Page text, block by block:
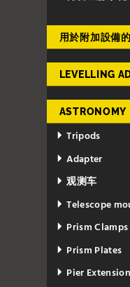
用於附加設備
LEVELLING
ASTRONOMY
Tripods
Adapter
观测车
Telescope
Prism Clamps
Prism Plates
Pier